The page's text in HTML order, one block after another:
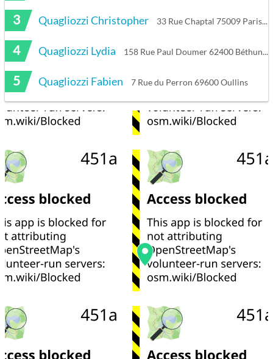
3 Quagliozzi Christopher 33 Rue Chaptal 75009 Paris
4 Quagliozzi Lydia 158 Rue Paul Doumer 62400 Béthune
5 Quagliozzi Fabien 7 Rue du Perron 69600 Oullins